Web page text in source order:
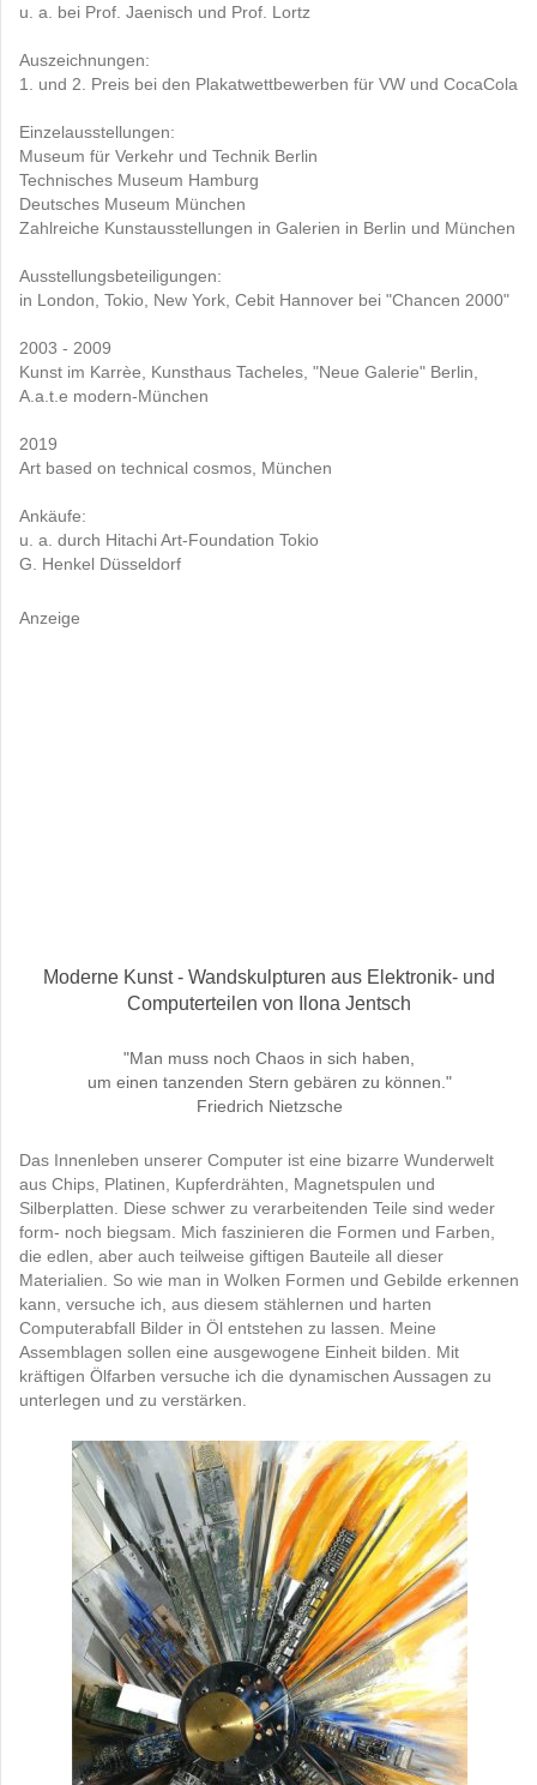
u. a. bei Prof. Jaenisch und Prof. Lortz
Auszeichnungen:
1. und 2. Preis bei den Plakatwettbewerben für VW und CocaCola
Einzelausstellungen:
Museum für Verkehr und Technik Berlin
Technisches Museum Hamburg
Deutsches Museum München
Zahlreiche Kunstausstellungen in Galerien in Berlin und München
Ausstellungsbeteiligungen:
in London, Tokio, New York, Cebit Hannover bei "Chancen 2000"
2003 - 2009
Kunst im Karrèe, Kunsthaus Tacheles, "Neue Galerie" Berlin,
A.a.t.e modern-München
2019
Art based on technical cosmos, München
Ankäufe:
u. a. durch Hitachi Art-Foundation Tokio
G. Henkel Düsseldorf
Anzeige
Moderne Kunst - Wandskulpturen aus Elektronik- und
Computerteilen von Ilona Jentsch
"Man muss noch Chaos in sich haben,
um einen tanzenden Stern gebären zu können."
Friedrich Nietzsche
Das Innenleben unserer Computer ist eine bizarre Wunderwelt
aus Chips, Platinen, Kupferdrähten, Magnetspulen und
Silberplatten. Diese schwer zu verarbeitenden Teile sind weder
form- noch biegsam. Mich faszinieren die Formen und Farben,
die edlen, aber auch teilweise giftigen Bauteile all dieser
Materialien. So wie man in Wolken Formen und Gebilde erkennen
kann, versuche ich, aus diesem stählernen und harten
Computerabfall Bilder in Öl entstehen zu lassen. Meine
Assemblagen sollen eine ausgewogene Einheit bilden. Mit
kräftigen Ölfarben versuche ich die dynamischen Aussagen zu
unterlegen und zu verstärken.